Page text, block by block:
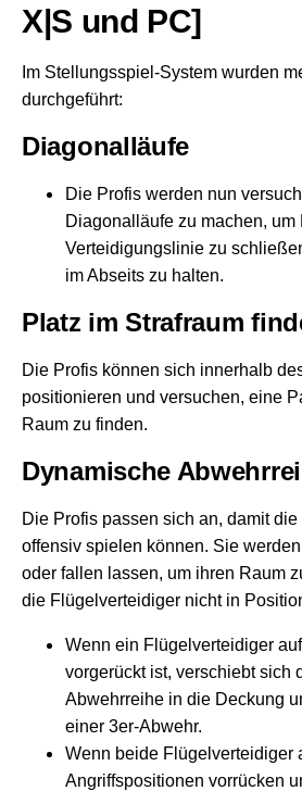
X|S und PC]
Im Stellungsspiel-System wurden
durchgeführt:
Diagonalläufe
Die Profis werden nun
Diagonalläufe zu machen, um
Verteidigungslinie zu
im Abseits zu halten.
Platz im Strafraum
Die Profis können sich innerhalb
positionieren und versuchen, eine
Raum zu finden.
Dynamische
Die Profis passen sich an, damit
offensiv spielen können. Sie
oder fallen lassen, um ihren Raum
die Flügelverteidiger nicht in
Wenn ein Flügelverteidiger
vorgerückt ist, verschiebt sich
Abwehrreihe in die Deckung
einer 3er-Abwehr.
Wenn beide Flügelverteidiger
Angriffspositionen vorrücken